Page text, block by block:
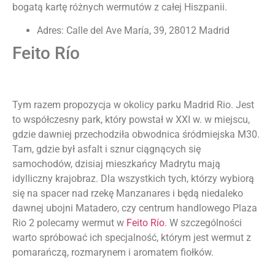
bogatą kartę różnych wermutów z całej Hiszpanii.
Adres: Calle del Ave María, 39, 28012 Madrid
Feito Río
Tym razem propozycja w okolicy parku Madrid Rio. Jest
to współczesny park, który powstał w XXI w. w miejscu,
gdzie dawniej przechodziła obwodnica śródmiejska M30.
Tam, gdzie był asfalt i sznur ciągnących się
samochodów, dzisiaj mieszkańcy Madrytu mają
idylliczny krajobraz. Dla wszystkich tych, którzy wybiorą
się na spacer nad rzekę Manzanares i będą niedaleko
dawnej ubojni Matadero, czy centrum handlowego Plaza
Rio 2 polecamy wermut w Feito Río. W szczególności
warto spróbować ich specjalność, którym jest wermut z
pomarańczą, rozmarynem i aromatem fiołków.